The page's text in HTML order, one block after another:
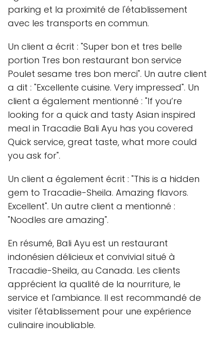
parking et la proximité de l'établissement
avec les transports en commun.
Un client a écrit : "Super bon et tres belle
portion Tres bon restaurant bon service
Poulet sesame tres bon merci". Un autre client
a dit : "Excellente cuisine. Very impressed". Un
client a également mentionné : "If you’re
looking for a quick and tasty Asian inspired
meal in Tracadie Bali Ayu has you covered
Quick service, great taste, what more could
you ask for".
Un client a également écrit : "This is a hidden
gem to Tracadie-Sheila. Amazing flavors.
Excellent". Un autre client a mentionné :
"Noodles are amazing".
En résumé, Bali Ayu est un restaurant
indonésien délicieux et convivial situé à
Tracadie-Sheila, au Canada. Les clients
apprécient la qualité de la nourriture, le
service et l'ambiance. Il est recommandé de
visiter l'établissement pour une expérience
culinaire inoubliable.